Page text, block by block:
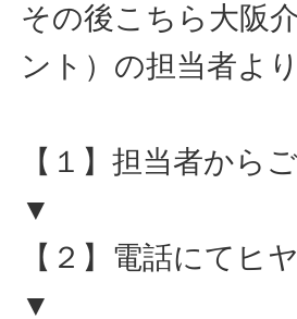
その後こちら大阪
ント）の担当者よ
【１】担当者から
▼
【２】電話にてヒ
▼